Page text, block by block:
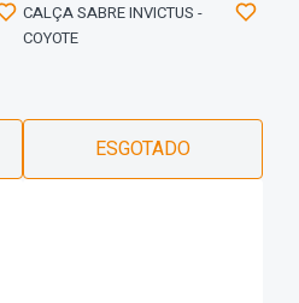
CALÇA SABRE INVICTUS -
COYOTE
ESGOTADO